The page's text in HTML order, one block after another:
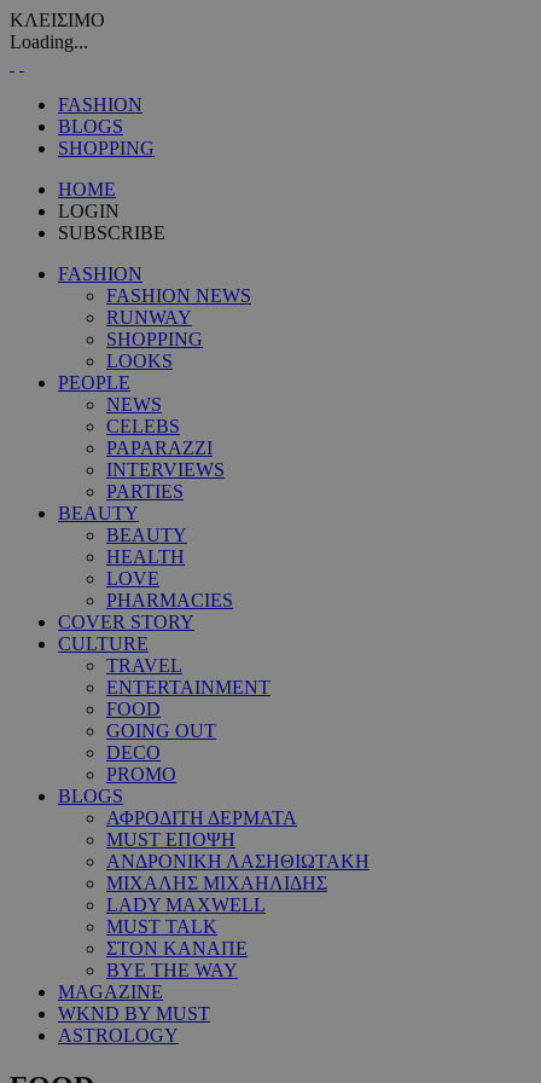
ΚΛΕΙΣΙΜΟ
Loading...
FASHION
BLOGS
SHOPPING
HOME
LOGIN
SUBSCRIBE
FASHION
FASHION NEWS
RUNWAY
SHOPPING
LOOKS
PEOPLE
NEWS
CELEBS
PAPARAZZI
INTERVIEWS
PARTIES
BEAUTY
BEAUTY
HEALTH
LOVE
PHARMACIES
COVER STORY
CULTURE
TRAVEL
ENTERTAINMENT
FOOD
GOING OUT
DECO
PROMO
BLOGS
ΑΦΡΟΔΙΤΗ ΔΕΡΜΑΤΑ
MUST ΕΠΟΨΗ
ΑΝΔΡΟΝΙΚΗ ΛΑΣΗΘΙΩΤΑΚΗ
ΜΙΧΑΛΗΣ ΜΙΧΑΗΛΙΔΗΣ
LADY MAXWELL
MUST TALK
ΣΤΟΝ ΚΑΝΑΠΕ
BYE THE WAY
MAGAZINE
WKND BY MUST
ASTROLOGY